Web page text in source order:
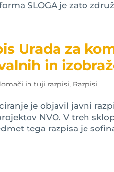
SLOGA je zato
Urada za
in
in tuji razpisi, Razpisi
je objavil javni
NVO. V treh
tega razpisa je